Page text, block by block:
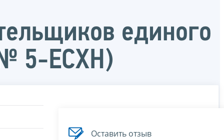
единого
№ 5-ЕСХН)
Оставить отзыв